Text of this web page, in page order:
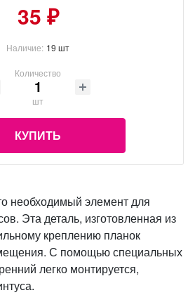
35 ₽
Наличие: 19 шт
Количество
шт
КУПИТЬ
необходимый элемент для
Эта деталь, изготовленная из
креплению планок
С помощью специальных
легко монтируется,